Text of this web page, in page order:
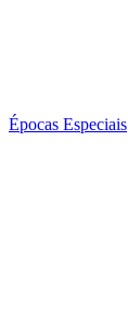
Épocas Especiais